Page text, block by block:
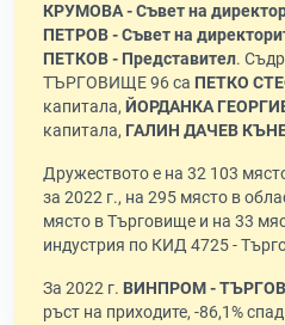
КРУМОВА - Съвет на
ПЕТРОВ - Съвет на
ПЕТКОВ - Представител.
ТЪРГОВИЩЕ 96 са ПЕТКО
капитала, ЙОРДАНКА
капитала, ГАЛИН ДАЧЕВ
Дружеството е на 32 103
за 2022 г., на 295 място в
място в Търговище и на 33
индустрия по КИД 4725 -
За 2022 г. ВИНПРОМ -
ръст на приходите, -86,1%